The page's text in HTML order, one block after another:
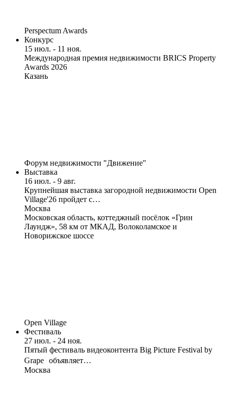
Perspectum Awards
Конкурс
15 июл. - 11 ноя.
Международная премия недвижимости BRICS Property
Awards 2026
Казань
Форум недвижимости "Движение"
Выставка
16 июл. - 9 авг.
Крупнейшая выставка загородной недвижимости Open
Village'26 пройдет с…
Москва
Московская область, коттеджный посёлок «Грин
Лаундж», 58 км от МКАД, Волоколамское и
Новорижское шоссе
Open Village
Фестиваль
27 июл. - 24 ноя.
Пятый фестиваль видеоконтента Big Picture Festival by
Grape объявляет…
Москва